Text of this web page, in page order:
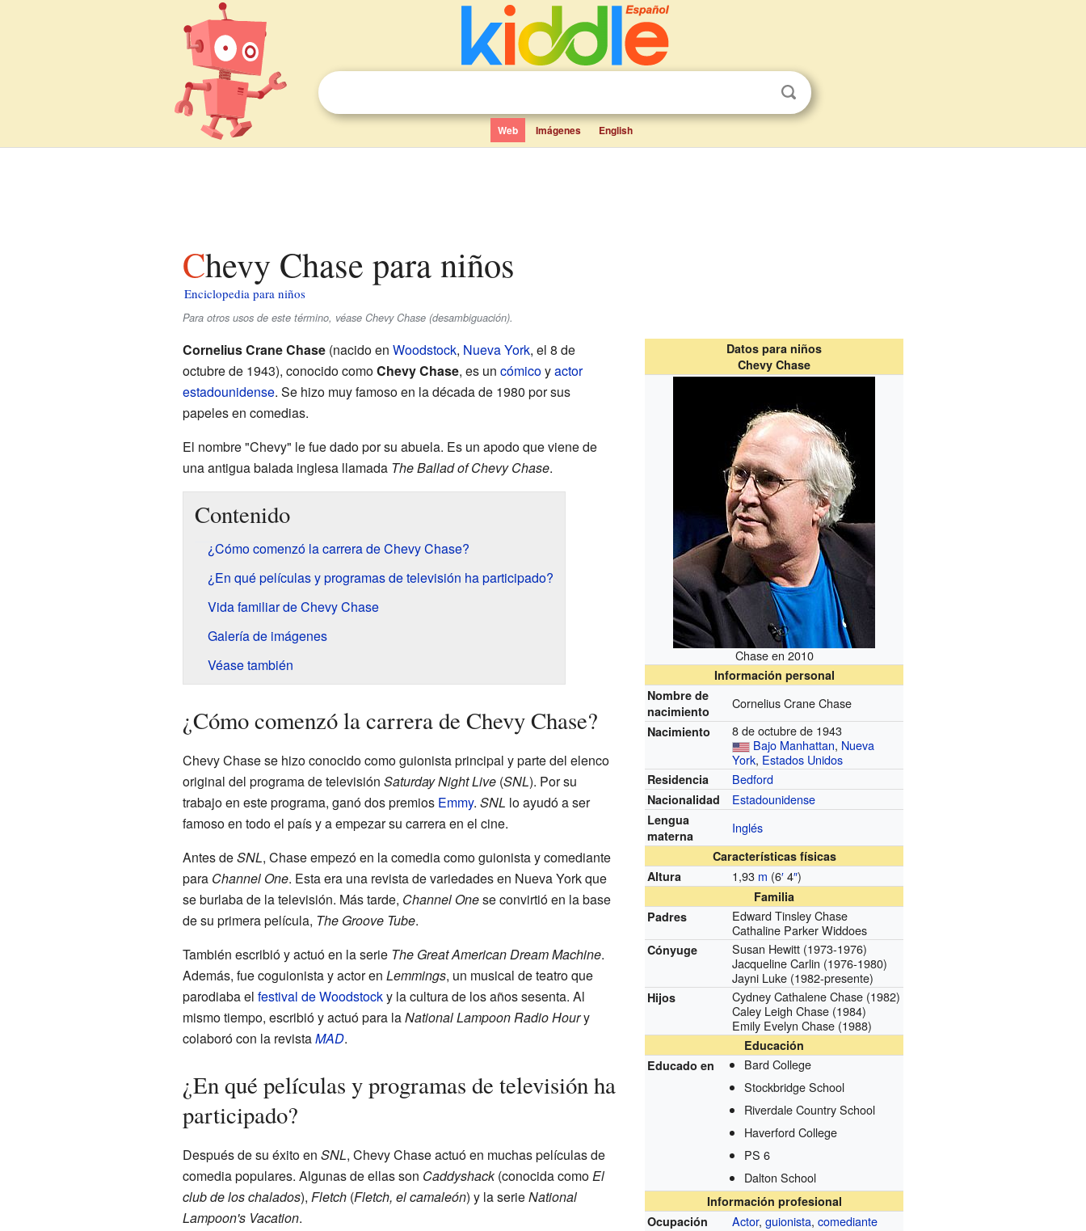
Web Imágenes English
Chevy Chase para niños
Enciclopedia para niños
Para otros usos de este término, véase Chevy Chase (desambiguación).
Datos para niños
Chevy Chase
Chase en 2010
Información personal
Nombre de
nacimiento
Cornelius Crane Chase
Nacimiento
8 de octubre de 1943
Bajo Manhattan, Nueva
York, Estados Unidos
Residencia Bedford
Nacionalidad Estadounidense
Lengua
materna
Inglés
Características físicas
Altura
1,93 m (6′4″)
Familia
Padres
Edward Tinsley Chase
Cathaline Parker Widdoes
Cónyuge Susan Hewitt (1973-1976)
Jacqueline Carlin (1976-1980)
Jayni Luke (1982-presente)
Hijos Cydney Cathalene Chase (1982)
Caley Leigh Chase (1984)
Emily Evelyn Chase (1988)
Educación
Educado en
Bard College
Stockbridge School
Riverdale Country School
Haverford College
PS 6
Dalton School
Información profesional
Ocupación
Actor,guionista,comediante
Cornelius Crane Chase(nacido en Woodstock, Nueva York, el 8 de
octubre de 1943), conocido comoChevy Chase, es un cómicoyactor
estadounidense. Se hizo muy famoso en la década de 1980 por sus
papeles en comedias.
El nombre "Chevy" le fue dado por su abuela. Es un apodo que viene de
una antigua balada inglesa llamada The Ballad of Chevy Chase.
Contenido
¿Cómo comenzó la carrera de Chevy Chase?
¿En qué películas y programas de televisión ha participado?
Vida familiar de Chevy Chase
Galería de imágenes
Véase también
¿Cómo comenzó la carrera de Chevy Chase?
Chevy Chase se hizo conocido como guionista principal y parte del elenco
original del programa de televisión Saturday Night Live(SNL). Por su
trabajo en este programa, ganó dos premios Emmy. SNL lo ayudó a ser
famoso en todo el país y a empezar su carrera en el cine.
Antes deSNL, Chase empezó en la comedia como guionista y comediante
para Channel One. Esta era una revista de variedades en Nueva York que
se burlaba de la televisión. Más tarde, Channel Onese convirtió en la base
de su primera película, The Groove Tube.
También escribió y actuó en la serie The Great American Dream Machine.
Además, fue coguionista y actor en Lemmings, un musical de teatro que
parodiaba el festival de Woodstocky la cultura de los años sesenta. Al
mismo tiempo, escribió y actuó para laNational Lampoon Radio Houry
colaboró con la revistaMAD.
¿En qué películas y programas de televisión ha
participado?
Después de su éxito en SNL, Chevy Chase actuó en muchas películas de
comedia populares. Algunas de ellas son Caddyshack(conocida comoEl
club de los chalados), Fletch(Fletch, el camaleón) y la serieNational
Lampoon's Vacation.